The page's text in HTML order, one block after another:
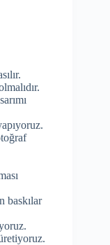
baskılar